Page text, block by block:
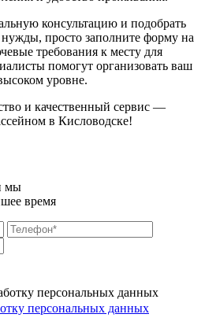
консультацию и подобрать
просто заполните форму на
требования к месту для
помогут организовать ваш
уровне.
и качественный сервис —
в Кисловодске!
мы
время
персональных данных
персональных данных